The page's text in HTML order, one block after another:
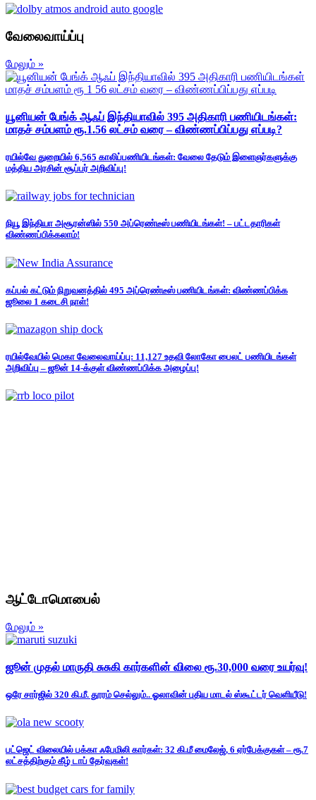
வேலைவாய்ப்பு
மேலும் »
யூனியன் பேங்க் ஆஃப் இந்தியாவில் 395 அதிகாரி பணியிடங்கள்:
மாதச் சம்பளம் ரூ.1.56 லட்சம் வரை – விண்ணப்பிப்பது எப்படி?
ரயில்வே துறையில் 6,565 காலிப்பணியிடங்கள்: வேலை தேடும் இளைஞர்களுக்கு
மத்திய அரசின் சூப்பர் அறிவிப்பு!
நியூ இந்தியா அசூரன்ஸில் 550 அப்ரெண்டீஸ் பணியிடங்கள்! – பட்டதாரிகள்
விண்ணப்பிக்கலாம்!
கப்பல் கட்டும் நிறுவனத்தில் 495 அப்ரெண்டீஸ் பணியிடங்கள்: விண்ணப்பிக்க
ஜூலை 1 கடைசி நாள்!
ரயில்வேயில் மெகா வேலைவாய்ப்பு: 11,127 உதவி லோகோ பைலட் பணியிடங்கள்
அறிவிப்பு – ஜூன் 14-க்குள் விண்ணப்பிக்க அழைப்பு!
ஆட்டோமொபைல்
மேலும் »
ஜூன் முதல் மாருதி சுசுகி கார்களின் விலை ரூ.30,000 வரை உயர்வு!
ஒரே சார்ஜில் 320 கி.மீ. தூரம் செல்லும்.. ஓலாவின் புதிய மாடல் ஸ்கூட்டர் வெளியீடு!
பட்ஜெட் விலையில் பக்கா ஃபேமிலி கார்கள்: 32 கி.மீ மைலேஜ், 6 ஏர்பேக்குகள் – ரூ.7
லட்சத்திற்கும் கீழ் டாப் தேர்வுகள்!